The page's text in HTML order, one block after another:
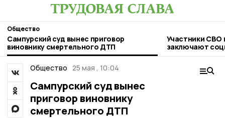
Общество
Сампурский суд вынес приговор
виновнику смертельного ДТП
Участники СВО
заключают
льготных
Общество 25 мая , 10:04
Сампурский суд вынес
приговор виновнику
смертельного ДТП